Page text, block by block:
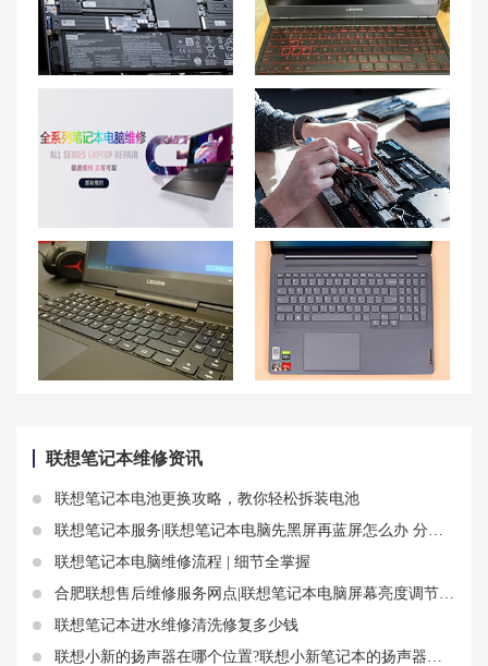
联想拯救者R9000p电池排线位置及更换教程 纠结在“不开机”？联想拯救者Y7000P笔记本开不了机的解决办法
昆明联想笔记本维修中心_昆明联想电脑售后服务网点|售后电话 天津联想笔记本售后维修点地址查询-天津联想Lenovo售后电话
联想笔记本维修资讯
联想笔记本电池更换攻略，教你轻松拆装电池
联想笔记本服务|联想笔记本电脑先黑屏再蓝屏怎么办 分享该故障解决方法
联想笔记本电脑维修流程 | 细节全掌握
合肥联想售后维修服务网点|联想笔记本电脑屏幕亮度调节失败的可能原因和解决方法
联想笔记本进水维修清洗修复多少钱
联想小新的扬声器在哪个位置?联想小新笔记本的扬声器设计